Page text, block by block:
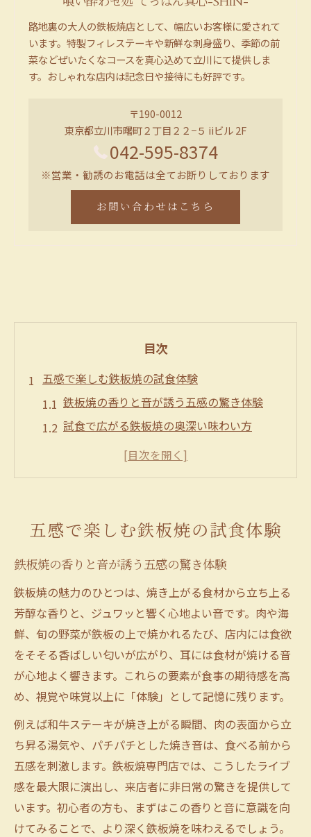
路地裏の大人の鉄板焼店として、幅広いお客様に愛されて
います。特製フィレステーキや新鮮な刺身盛り、季節の前
菜などぜいたくなコースを真心込めて立川にて提供しま
す。おしゃれな店内は記念日や接待にも好評です。
〒190-0012
東京都立川市曙町２丁目２２−５ iiビル 2F
042-595-8374
※営業・勧誘のお電話は全てお断りしております
お問い合わせはこちら
目次
五感で楽しむ鉄板焼の試食体験
鉄板焼の香りと音が誘う五感の驚き体験
試食で広がる鉄板焼の奥深い味わい方
ライブ感あふれる鉄板焼ならではの臨場感
ライブ感あふれる鉄板焼を味わう醍醐味
シェフの技と鉄板焼のライブ感が生む感動
目の前で焼き上げる鉄板焼の臨場感体験
鉄板焼ならではのライブ感を五感で楽しむ
鉄板焼の音や香りが演出する特別なひとと
き
ライブ調理で味わう鉄板焼の迫力と美味し
さ
鉄板焼ならではの贅沢な味覚発見
鉄板焼で体験する和牛の贅沢な旨味の秘密
厳選素材が光る鉄板焼ならではの味覚の深
み
鉄板焼の贅沢な味わいを堪能するコツとは
鉄板焼で引き出される食材本来の美味しさ
五感で楽しむ鉄板焼の試食体験
鉄板焼の香りと音が誘う五感の驚き体験
鉄板焼の魅力のひとつは、焼き上がる食材から立ち上る
芳醇な香りと、ジュワッと響く心地よい音です。肉や海
鮮、旬の野菜が鉄板の上で焼かれるたび、店内には食欲
をそそる香ばしい匂いが広がり、耳には食材が焼ける音
が心地よく響きます。これらの要素が食事の期待感を高
め、視覚や味覚以上に「体験」として記憶に残ります。
例えば和牛ステーキが焼き上がる瞬間、肉の表面から立
ち昇る湯気や、パチパチとした焼き音は、食べる前から
五感を刺激します。鉄板焼専門店では、こうしたライブ
感を最大限に演出し、来店者に非日常の驚きを提供して
います。初心者の方も、まずはこの香りと音に意識を向
けてみることで、より深く鉄板焼を味わえるでしょう。